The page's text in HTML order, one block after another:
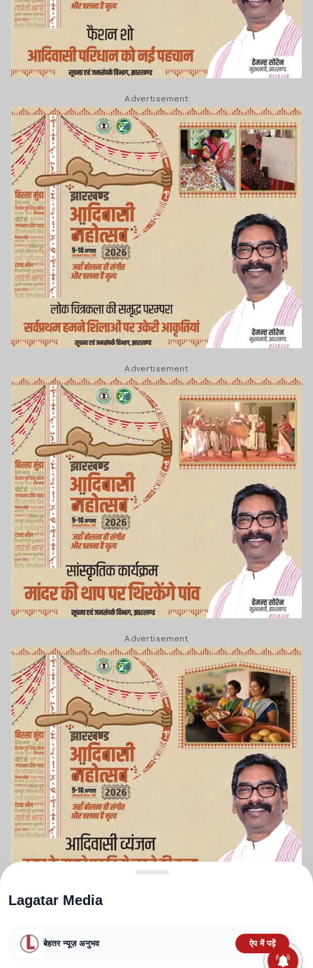
Advertisement
Advertisement
Advertisement
Lagatar Media
बेहतर न्यूज़ अनुभव ऐप में पढ़ें